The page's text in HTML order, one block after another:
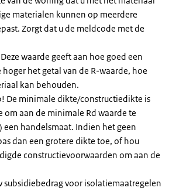
materialen kunnen op meerdere
Zorgt dat u de meldcode met de
Deze waarde geeft aan hoe goed een
het getal van de R-waarde, hoe
kan behouden.
De minimale dikte/constructiedikte is
om aan de minimale Rd waarde te
handelsmaat. Indien het geen
dan een grotere dikte toe, of hou
constructievoorwaarden om aan de
subsidiebedrag voor isolatiemaatregelen